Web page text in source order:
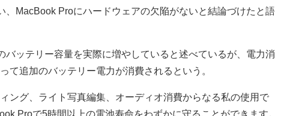
、MacBook Proにハードウェアの欠陥がないと結論づけたと語
バッテリー容量を実際に増やしていると述べているが、電力消
て追加のバッテリー電力が消費されるという。
ング、ライト写真編集、オーディオ消費からなる私の使用で
Proで5時間以上の電池寿命をわずかに守ることができます。